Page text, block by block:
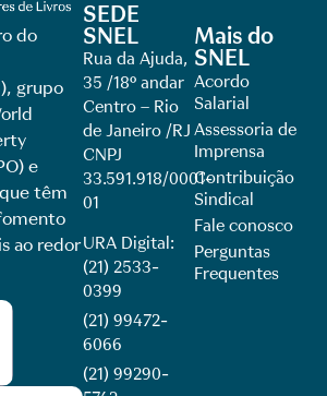
do
grupo
e
têm
ao redor
SEDE
SNEL
Rua da Ajuda,
35 /18º andar
Centro – Rio
de Janeiro /RJ
CNPJ
33.591.918/0001-
01
URA Digital:
(21) 2533-
0399
(21) 99472-
6066
(21) 99290-
Mais do
SNEL
Acordo
Salarial
Assessoria de
Imprensa
Contribuição
Sindical
Fale conosco
Perguntas
Frequentes